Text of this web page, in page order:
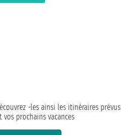
-les ainsi les itinéraires prévus
prochains vacances